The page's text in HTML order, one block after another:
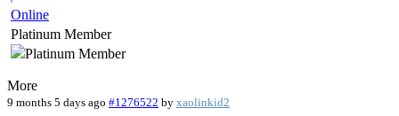
Online
Platinum Member
More
9 months 5 days ago #1276522 by xaolinkid2